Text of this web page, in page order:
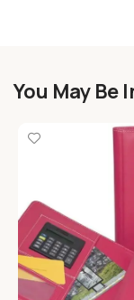
You May